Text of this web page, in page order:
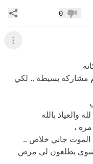
عدم إعجاب
0
عرض
مشاركه بسيطة .. لكي
والعياذ بالله
،
جاني خلاص ..
يطلعون لي مرض